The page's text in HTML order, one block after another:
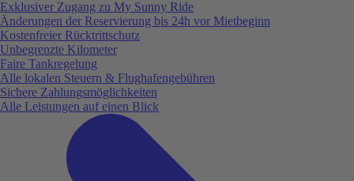
Exklusiver Zugang zu My Sunny Ride
Änderungen der Reservierung bis 24h vor Mietbeginn
Kostenfreier Rücktrittschutz
Unbegrenzte Kilometer
Faire Tankregelung
Alle lokalen Steuern & Flughafengebühren
Sichere Zahlungsmöglichkeiten
Alle Leistungen auf einen Blick